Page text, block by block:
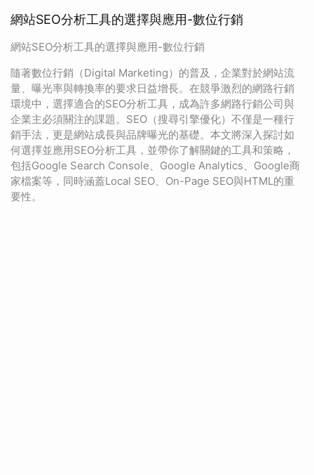
網站SEO分析工具的選擇與應用-數位行銷
網站SEO分析工具的選擇與應用-數位行銷
隨著數位行銷（Digital Marketing）的普及，企業對於網站流
量、曝光率與轉換率的要求日益增長。在競爭激烈的網路行銷
環境中，選擇適合的SEO分析工具，成為許多網路行銷公司與
企業主必須關注的課題。SEO（搜尋引擎優化）不僅是一種行
銷手法，更是網站成長與品牌曝光的基礎。本文將深入探討如
何選擇並應用SEO分析工具，並帶你了解關鍵的工具和策略，
包括Google Search Console、Google Analytics、Google商
家檔案等，同時涵蓋Local SEO、On-Page SEO與HTML的重
要性。